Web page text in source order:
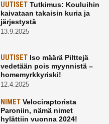
UUTISETTutkimus: Kouluihin
kaivataan takaisin kuria ja
järjestystä
13.9.2025
UUTISETIso määrä Pilttejä
vedetään pois myynnistä –
homemyrkkyriski!
12.4.2025
NIMETVelociraptorista
Paroniin, nämä nimet
hylättiin vuonna 2024!